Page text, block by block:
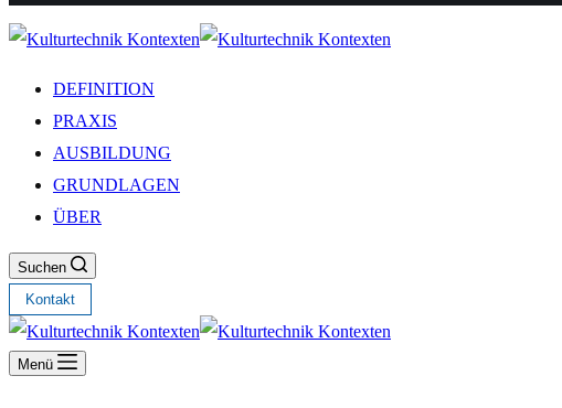
DEFINITION
PRAXIS
AUSBILDUNG
GRUNDLAGEN
ÜBER
Suchen
Kontakt
Menü